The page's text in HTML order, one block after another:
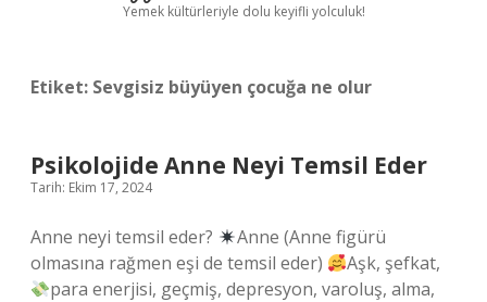
Yemek kültürleriyle dolu keyifli yolculuk!
Etiket: Sevgisiz büyüyen çocuğa ne olur
Psikolojide Anne Neyi Temsil Eder
Tarih: Ekim 17, 2024
Anne neyi temsil eder?
Anne (Anne figürü
olmasına rağmen eşi de temsil eder)
Aşk, şefkat,
para enerjisi, geçmiş, depresyon, varoluş, alma,